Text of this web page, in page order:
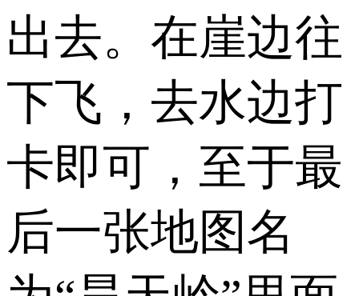
出去。在崖边往
下飞，去水边打
卡即可，至于最
后一张地图名